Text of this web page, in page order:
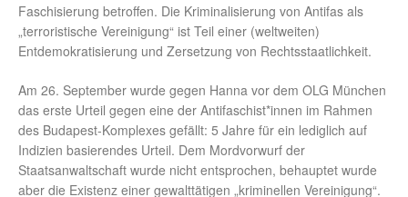
Faschisierung betroffen. Die Kriminalisierung von Antifas als
„terroristische Vereinigung“ ist Teil einer (weltweiten)
Entdemokratisierung und Zersetzung von Rechtsstaatlichkeit.
Am 26. September wurde gegen Hanna vor dem OLG München
das erste Urteil gegen eine der Antifaschist*innen im Rahmen
des Budapest-Komplexes gefällt: 5 Jahre für ein lediglich auf
Indizien basierendes Urteil. Dem Mordvorwurf der
Staatsanwaltschaft wurde nicht entsprochen, behauptet wurde
aber die Existenz einer gewalttätigen „kriminellen Vereinigung“.